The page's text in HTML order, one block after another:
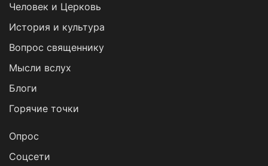
Человек и Церковь
История и культура
Вопрос священнику
Мысли вслух
Блоги
Горячие точки
Опрос
Cоцсети